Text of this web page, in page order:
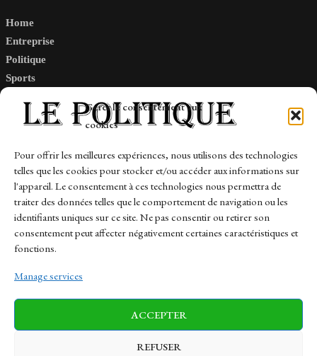
Gérer le consentement aux
cookies
Pour offrir les meilleures expériences, nous utilisons des technologies
telles que les cookies pour stocker et/ou accéder aux informations sur
l'appareil. Le consentement à ces technologies nous permettra de
traiter des données telles que le comportement de navigation ou les
identifiants uniques sur ce site. Ne pas consentir ou retirer son
consentement peut affecter négativement certaines caractéristiques et
fonctions.
Manage services
ACCEPTER
REFUSER
Home
Entreprise
Politique
Sports
Links
Contact
Sitemap
News Finance-Marches Politics
Business Tech Health Sports Travel